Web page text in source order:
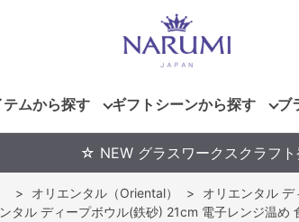
テムから探す ギフトシーンから探す ブ
☆ NEW グラスワークスクラフ
> オリエンタル（Oriental） >
オリエンタル
タル ディープボウル(鉄砂) 21cm 電子レンジ温